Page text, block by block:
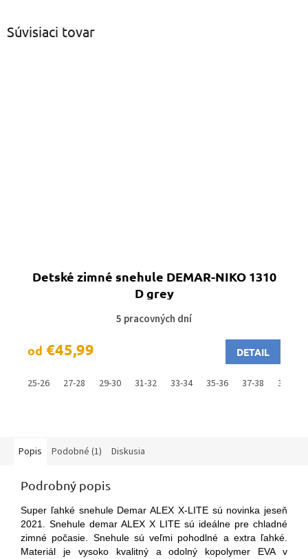
Súvisiaci tovar
Detské zimné snehule DEMAR-NIKO 1310
D grey
5 pracovných dní
od €45,99 DETAIL
25-26 27-28 29-30 31-32 33-34 35-36 37-38 39-40
Popis Podobné (1) Diskusia
Podrobný popis
Super ľahké snehule Demar ALEX X-LITE sú novinka jeseň
2021. Snehule demar ALEX X LITE sú ideálne pre chladné
zimné počasie. Snehule sú veľmi pohodlné a extra ľahké.
Materiál je vysoko kvalitný a odolný kopolymer EVA v